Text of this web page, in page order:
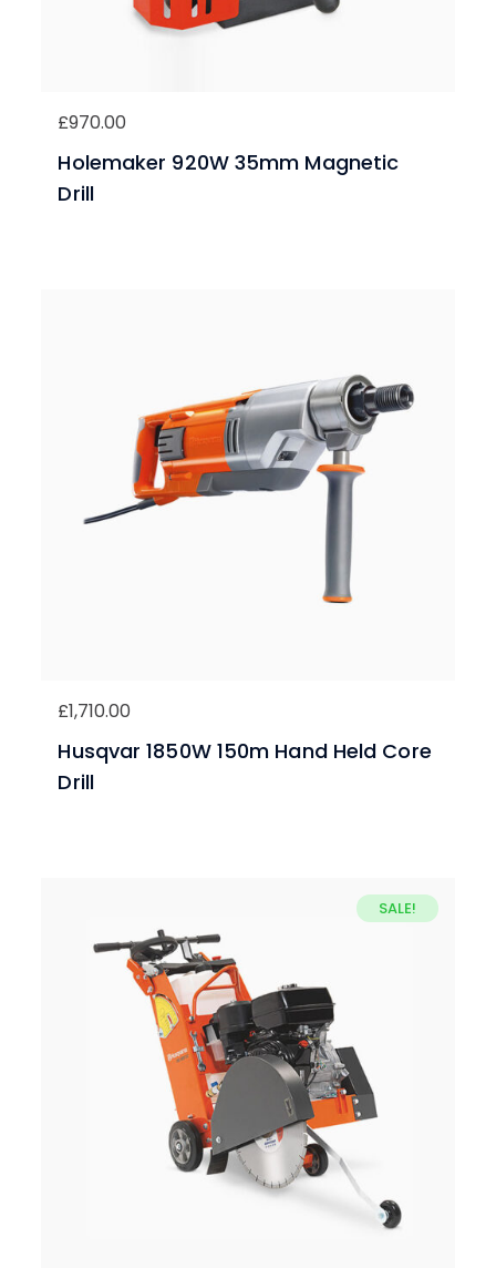
Holemaker 920W 35mm Magnetic
Drill
£970.00
Husqvar 1850W 150m Hand Held Core
Drill
£1,710.00
SALE!